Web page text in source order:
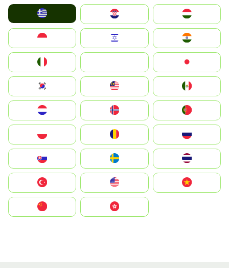
Magyarország
South Korea
United States
中國香港特別行政區